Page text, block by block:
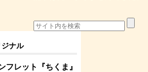
ナル
フレット 『ちくま 』